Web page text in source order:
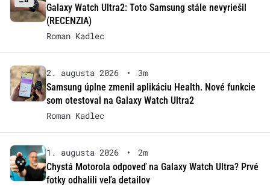
Galaxy Watch Ultra2: Toto Samsung stále nevyriešil
(RECENZIA)
Roman Kadlec
2. augusta 2026 •
3m
Samsung úplne zmenil aplikáciu Health. Nové funkcie
som otestoval na Galaxy Watch Ultra2
Roman Kadlec
1. augusta 2026 •
2m
Chystá Motorola odpoveď na Galaxy Watch Ultra? Prvé
fotky odhalili veľa detailov